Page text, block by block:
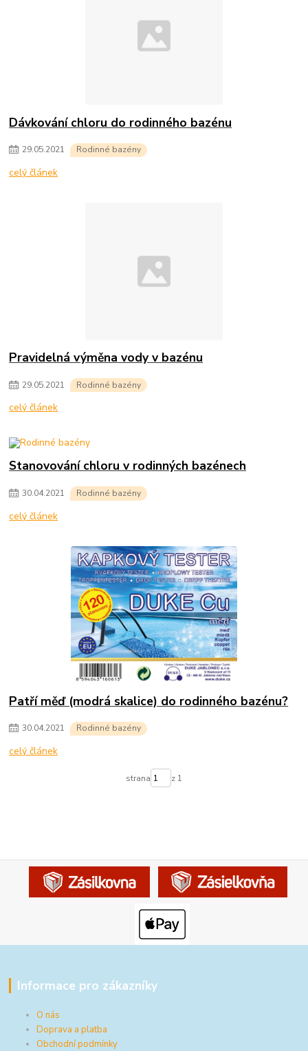
Dávkování chloru do rodinného bazénu
29.05.2021 Rodinné bazény
celý článek
Pravidelná výměna vody v bazénu
29.05.2021 Rodinné bazény
celý článek
Stanovování chloru v rodinných bazénech
30.04.2021 Rodinné bazény
celý článek
Patří měď (modrá skalice) do rodinného bazénu?
30.04.2021 Rodinné bazény
celý článek
strana z 1
Informace pro zákazníky
O nás
Doprava a platba
Obchodní podmínky